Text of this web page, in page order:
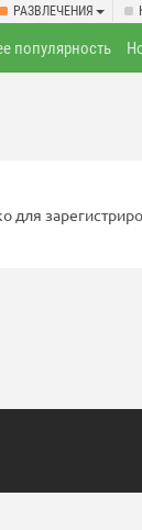
РАЗВЛЕЧЕНИЯ
популярность
для